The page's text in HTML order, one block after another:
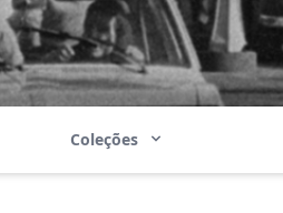
Coleções